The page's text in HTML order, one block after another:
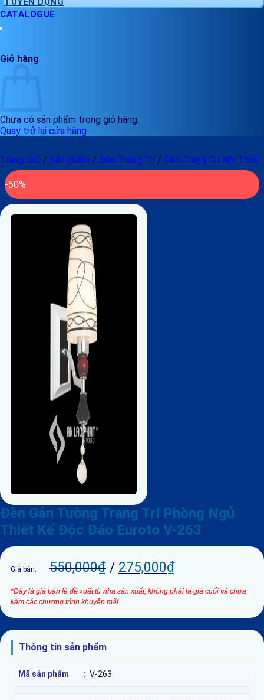
CATALOGUE
Giỏ hàng
Chưa có sản phẩm trong giỏ hàng.
Quay trở lại cửa hàng
Trang chủ / Sản phẩm / Đèn Trang Trí / Đèn Trang Trí Nội Thất
-50%
Đèn Gắn Tường Trang Trí Phòng Ngủ
Thiết Kế Độc Đáo Euroto V-263
Giá bán: 550,000₫ / 275,000₫
*Đây là giá bán lẻ đề xuất từ nhà sản xuất, không phải là giá cuối và chưa
kèm các chương trình khuyến mãi
Thông tin sản phẩm
Mã sản phẩm : V-263